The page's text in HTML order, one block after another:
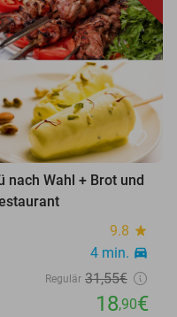
favorite_border
nach Wahl + Brot und
9.8 star
4 min. directions_car
Regulär 31,55€
18,90€